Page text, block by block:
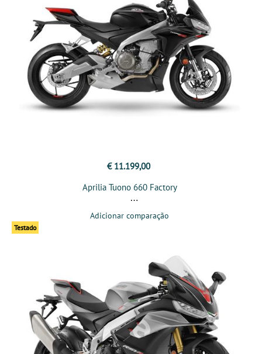
€ 11.199,00
Aprilia Tuono 660 Factory
Adicionar comparação
Testado